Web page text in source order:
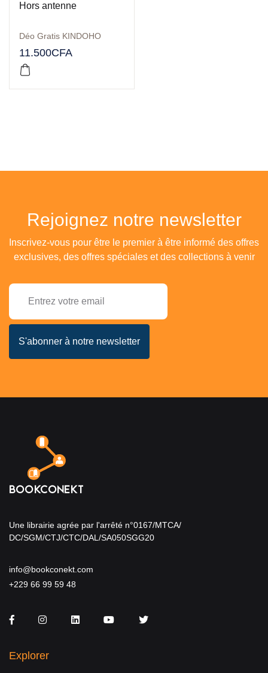
Hors antenne
Déo Gratis KINDOHO
11.500CFA
Rejoignez notre newsletter
Inscrivez-vous pour être le premier à être informé des offres
exclusives, des offres spéciales et des collections à venir
Une librairie agrée par l'arrêté n°0167/MTCA/
DC/SGM/CTJ/CTC/DAL/SA050SGG20
info@bookconekt.com
+229 66 99 59 48
FacebookInstagramLinkedInYou TubeTwitter
Explorer